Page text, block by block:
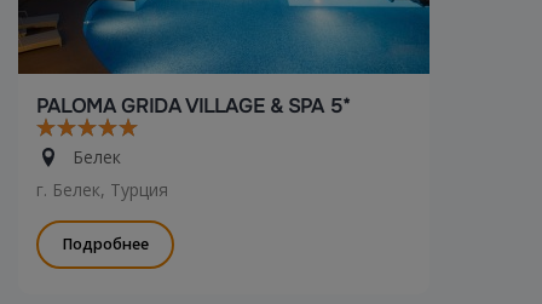
PALOMA GRIDA VILLAGE & SPA 5*
Белек
г. Белек, Турция
Подробнее